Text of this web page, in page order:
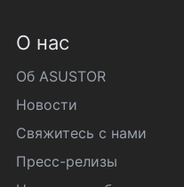
О нас
Об ASUSTOR
Новости
Свяжитесь с нами
Пресс-релизы